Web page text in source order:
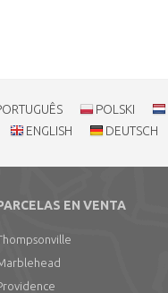
POLSKI
ENGLISH
DEUTSCH
EN VENTA